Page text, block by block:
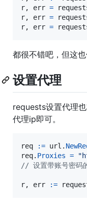
r, err =
r, err =
r, err =
都很不错吧，但这
设置代理
requests设置代理
代理ip即可。
req := url .
req. Proxies =
// 设置带账号密
r, err :=